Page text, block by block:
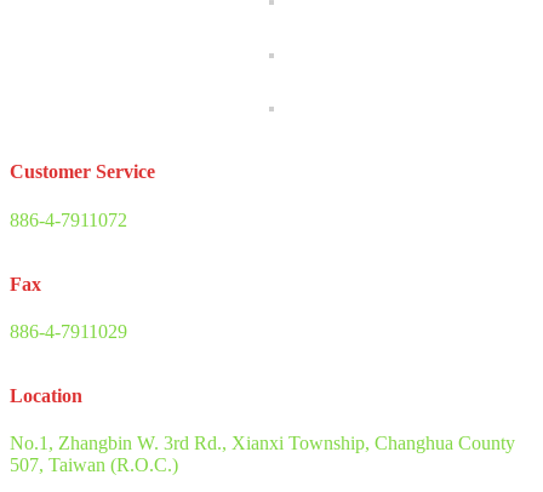
Customer Service
886-4-7911072
Fax
886-4-7911029
Location
No.1, Zhangbin W. 3rd Rd., Xianxi Township, Changhua County
507, Taiwan (R.O.C.)